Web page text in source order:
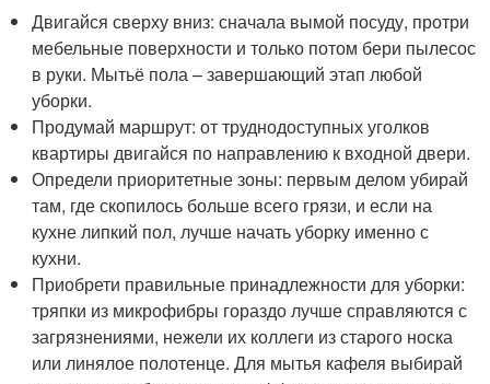
Двигайся сверху вниз: сначала вымой посуду, протри
мебельные поверхности и только потом бери пылесос
в руки. Мытьё пола – завершающий этап любой
уборки.
Продумай маршрут: от труднодоступных уголков
квартиры двигайся по направлению к входной двери.
Определи приоритетные зоны: первым делом убирай
там, где скопилось больше всего грязи, и если на
кухне липкий пол, лучше начать уборку именно с
кухни.
Приобрети правильные принадлежности для уборки:
тряпки из микрофибры гораздо лучше справляются с
загрязнениями, нежели их коллеги из старого носка
или линялое полотенце. Для мытья кафеля выбирай